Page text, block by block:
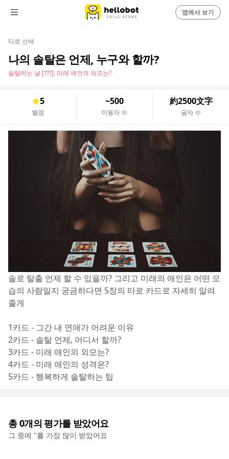
타로 선배
나의 솔탈은 언제, 누구와 할까?
솔탈하는 날 [???], 미래 애인의 외모는?
5
별점
~500
이용자 수
約2500文字
글자 수
솔로 탈출 언제 할 수 있을까? 그리고 미래의 애인은 어떤 모
습의 사람일지 궁금하다면 5장의 타로 카드로 자세히 알려
줄게
1카드 - 그간 내 연애가 어려운 이유
2카드 - 솔탈 언제, 어디서 할까?
3카드 - 미래 애인의 외모는?
4카드 - 미래 애인의 성격은?
5카드 - 행복하게 솔탈하는 팁
총0개의 평가를 받았어요
그 중에 ''를 가장 많이 받았어요
앱에서 보기